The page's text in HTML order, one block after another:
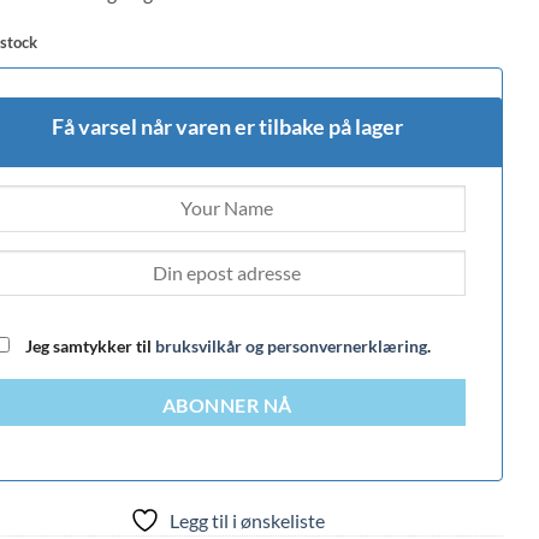
Få varsel når varen er tilbake på lager
Jeg samtykker til bruksvilkår og personvernerklæring.
ABONNER NÅ
Legg til i ønskeliste